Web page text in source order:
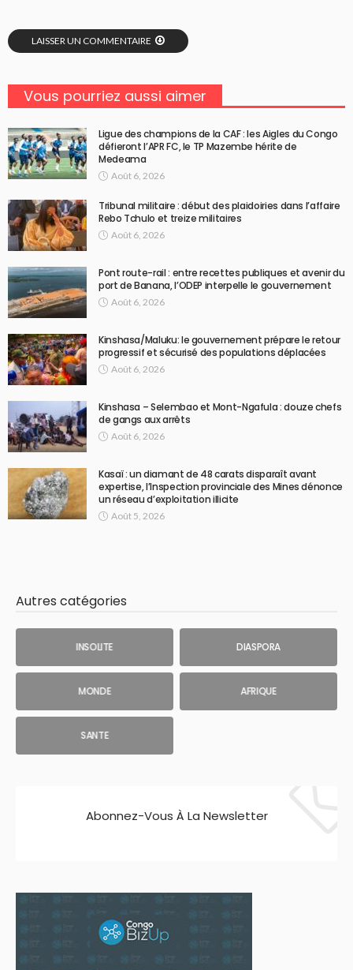
LAISSER UN COMMENTAIRE
Vous pourriez aussi aimer
Ligue des champions de la CAF : les Aigles du Congo
défieront l’APR FC, le TP Mazembe hérite de
Medeama
Août 6, 2026
Tribunal militaire : début des plaidoiries dans l’affaire
Rebo Tchulo et treize militaires
Août 6, 2026
Pont route-rail : entre recettes publiques et avenir du
port de Banana, l’ODEP interpelle le gouvernement
Août 6, 2026
Kinshasa/Maluku: le gouvernement prépare le retour
progressif et sécurisé des populations déplacées
Août 6, 2026
Kinshasa – Selembao et Mont-Ngafula : douze chefs
de gangs aux arrêts
Août 6, 2026
Kasaï : un diamant de 48 carats disparaît avant
expertise, l’Inspection provinciale des Mines dénonce
un réseau d’exploitation illicite
Août 5, 2026
Autres catégories
INSOLITE DIASPORA
MONDE AFRIQUE
SANTE
Abonnez-Vous À La Newsletter